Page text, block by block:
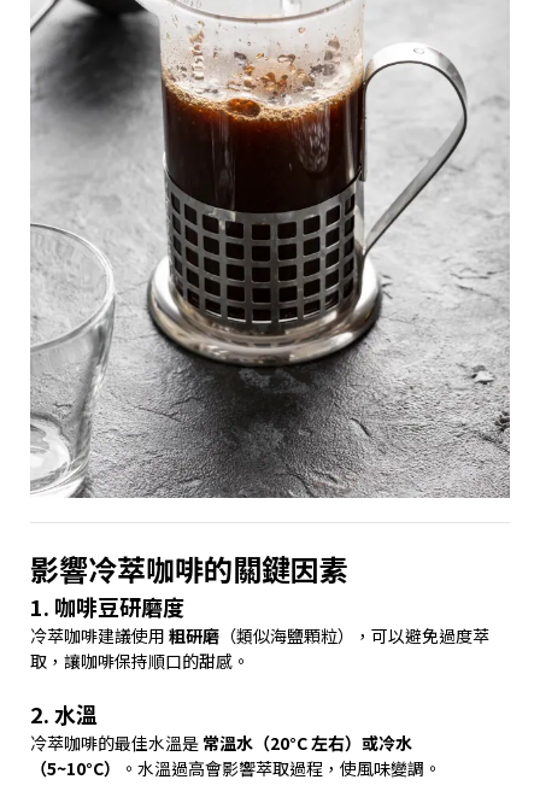
影響冷萃咖啡的關鍵因素
1. 咖啡豆研磨度
冷萃咖啡建議使用 粗研磨 （類似海鹽顆粒），可以避免過度萃
取，讓咖啡保持順口的甜感。
2. 水溫
冷萃咖啡的最佳水溫是 常溫水（20°C 左右）或冷水
（5~10°C）
。水溫過高會影響萃取過程，使風味變調。